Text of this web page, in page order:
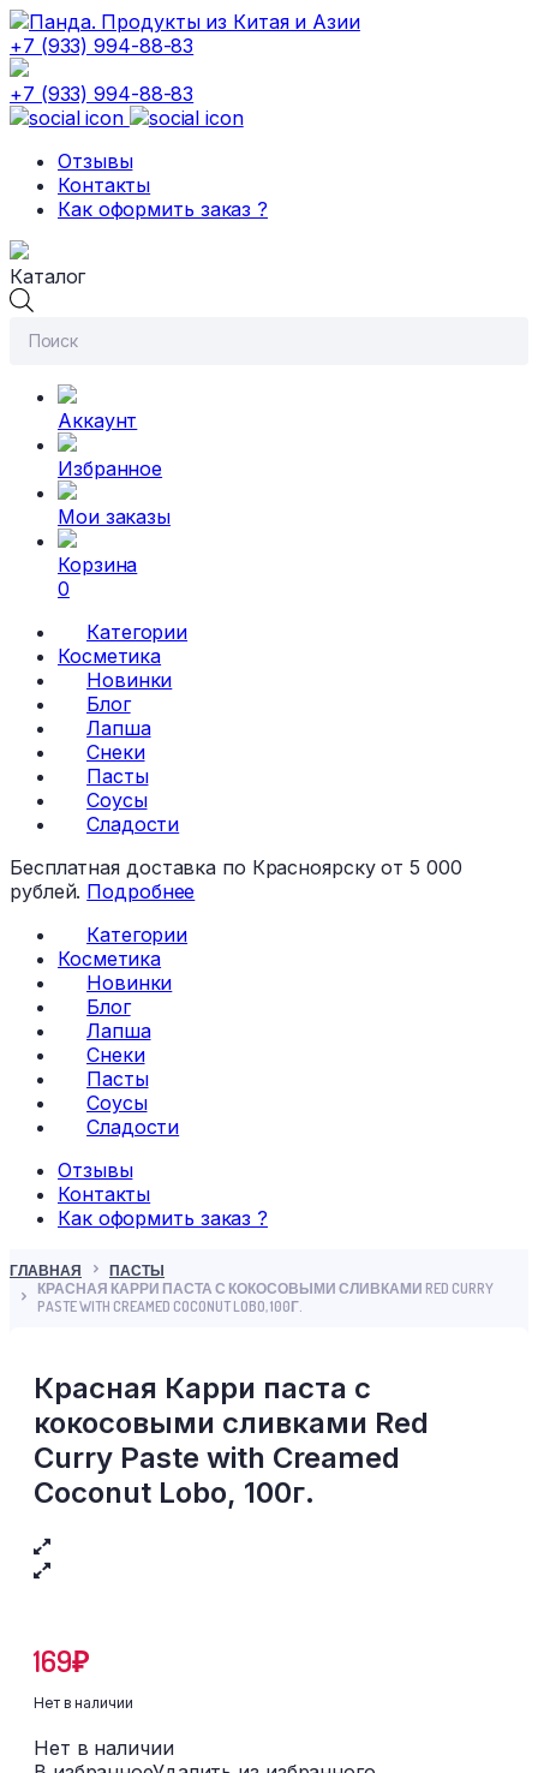
+7 (933) 994-88-83
+7 (933) 994-88-83
Отзывы
Контакты
Как оформить заказ ?
Каталог
Аккаунт
Избранное
Мои заказы
Корзина
0
Категории
Косметика
Новинки
Блог
Лапша
Снеки
Пасты
Соусы
Сладости
Бесплатная доставка по Красноярску от 5 000
рублей. Подробнее
Категории
Косметика
Новинки
Блог
Лапша
Снеки
Пасты
Соусы
Сладости
Отзывы
Контакты
Как оформить заказ ?
ГЛАВНАЯ
ПАСТЫ
КРАСНАЯ КАРРИ ПАСТА С КОКОСОВЫМИ СЛИВКАМИ RED CURRY
PASTE WITH CREAMED COCONUT LOBO, 100Г.
Красная Карри паста с
кокосовыми сливками Red
Curry Paste with Creamed
Coconut Lobo, 100г.
169₽
Нет в наличии
Нет в наличии